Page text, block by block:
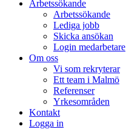
Arbetssökande
Arbetssökande
Lediga jobb
Skicka ansökan
Login medarbetare
Om oss
Vi som rekryterar
Ett team i Malmö
Referenser
Yrkesområden
Kontakt
Logga in